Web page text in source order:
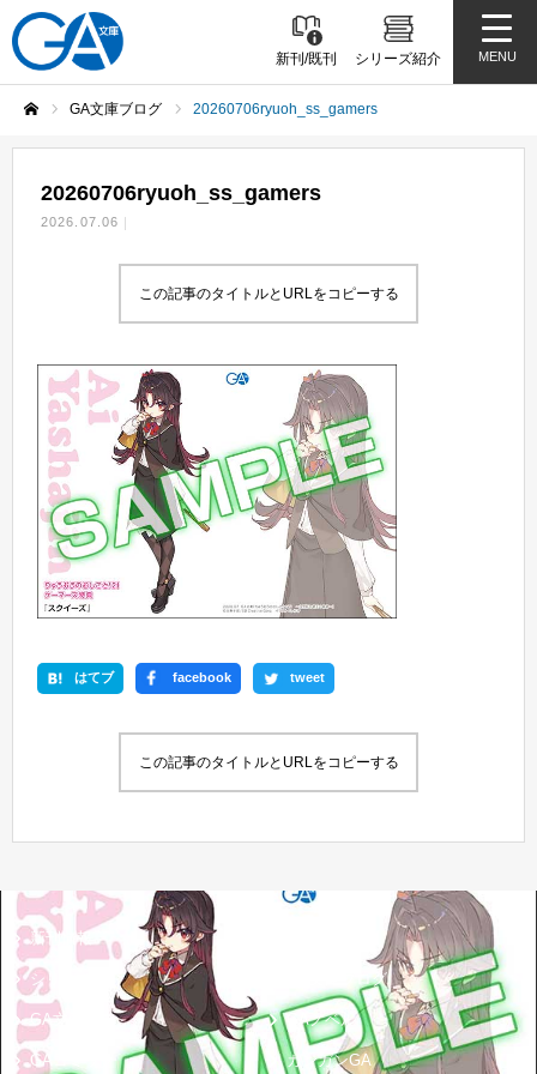
新刊/既刊 シリーズ紹介 MENU
GA文庫ブログ 20260706ryuoh_ss_gamers
20260706ryuoh_ss_gamers
2026.07.06
この記事のタイトルとURLをコピーする
はてブ facebook tweet
この記事のタイトルとURLをコピーする
新刊情報
シリーズ紹介 GA文庫ブログ
GA文庫大賞 GAノベル
GAコミック ガンガンGA